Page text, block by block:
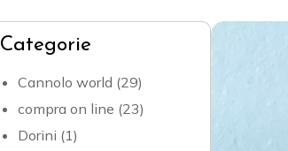
Categorie
Cannolo world (29)
compra on line (23)
Dorini (1)